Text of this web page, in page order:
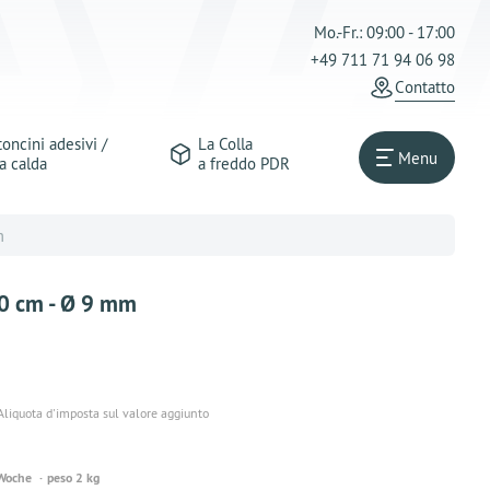
Mo.-Fr.: 09:00 - 17:00
+49 711 71 94 06 98
Сontatto
adesivi /
calda
La Colla
a freddo PDR
Menu
cm - Ø 9 mm
d'imposta sul valore aggiunto
peso 2 kg